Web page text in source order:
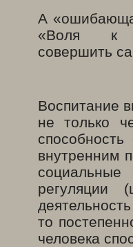
А
«Воля к
совершить
Воспитание
не только
внутренним
регуляции
то
человека